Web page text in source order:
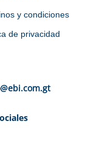
y condiciones
de privacidad